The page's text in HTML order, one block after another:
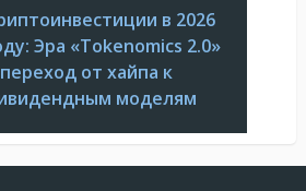
в 2026
Эра «Tokenomics 2.0»
от хайпа к
моделям